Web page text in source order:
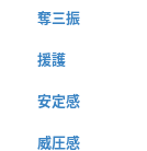
奪三振
援護
安定感
威圧感